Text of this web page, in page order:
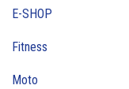
E-SHOP
Fitness
Moto